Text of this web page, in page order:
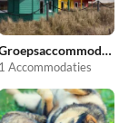
Groepsaccommodatie
1 Accommodaties